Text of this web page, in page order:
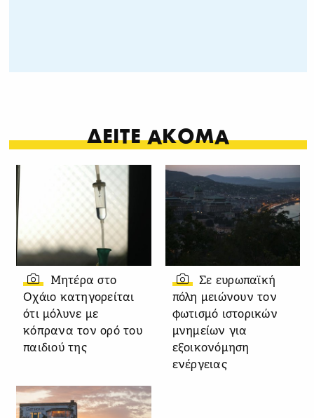
ΔΕΙΤΕ ΑΚΟΜΑ
Μητέρα στο
Οχάιο κατηγορείται
ότι μόλυνε με
κόπρανα τον ορό του
παιδιού της
Σε ευρωπαϊκή
πόλη μειώνουν τον
φωτισμό ιστορικών
μνημείων για
εξοικονόμηση
ενέργειας